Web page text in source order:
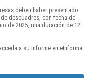
deben haber presentado
descuadres, con fecha de
de 2025, una duración de 12
a su informe en eInforma